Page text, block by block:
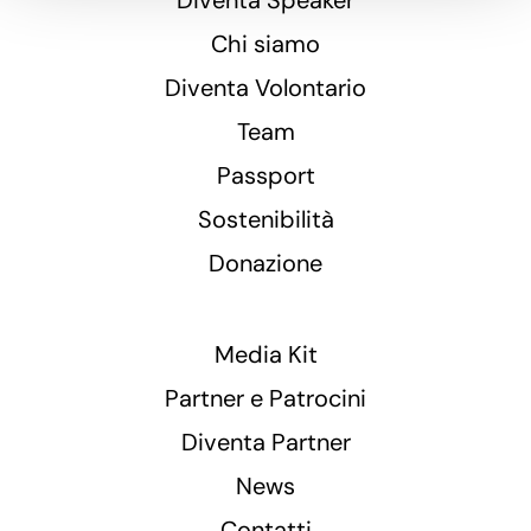
Chi siamo
Diventa Volontario
Team
Passport
Sostenibilità
Donazione
Media Kit
Partner e Patrocini
Diventa Partner
News